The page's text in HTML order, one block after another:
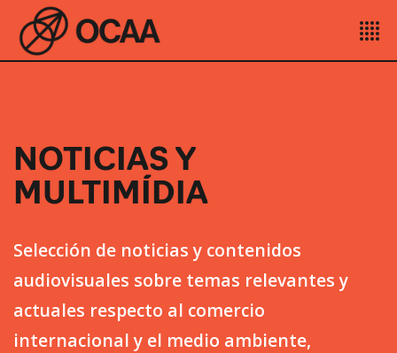
NOTICIAS Y
MULTIMÍDIA
Selección de noticias y contenidos
audiovisuales sobre temas relevantes y
actuales respecto al comercio
internacional y el medio ambiente,